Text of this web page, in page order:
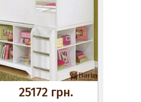
25172 грн.